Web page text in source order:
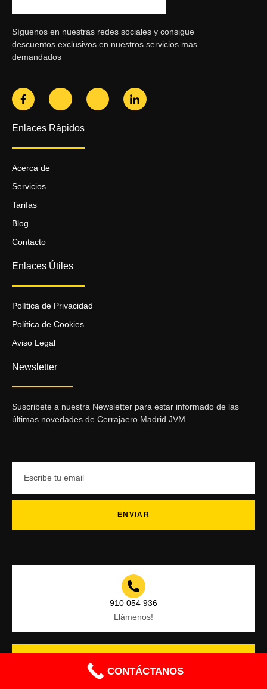
Síguenos en nuestras redes sociales y consigue
descuentos exclusivos en nuestros servicios mas
demandados
Enlaces Rápidos
Acerca de
Servicios
Tarifas
Blog
Contacto
Enlaces Útiles
Política de Privacidad
Política de Cookies
Aviso Legal
Newsletter
Suscribete a nuestra Newsletter para estar informado de las
últimas novedades de Cerrajaero Madrid JVM
ENVIAR
910 054 936
Llámenos!
info@cerrajeromadrid24h.madrid
CONTÁCTANOS